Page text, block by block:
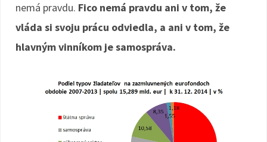
nemá pravdu. Fico nemá pravdu ani v tom, že
vláda si svoju prácu odviedla, a ani v tom, že
hlavným vinníkom je samospráva.